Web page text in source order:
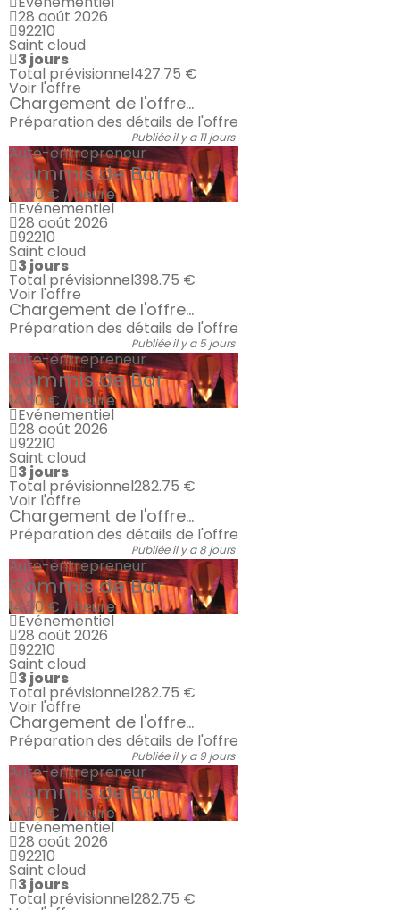
28 août 2026
92210
Saint cloud
3 jours
Total prévisionnel427.75 €
Voir l'offre
Chargement de l'offre...
Préparation des détails de l'offre
Publiée il y a 11 jours
Auto-entrepreneur
Commis de Bar
14.50 € / heure
Evénementiel
28 août 2026
92210
Saint cloud
3 jours
Total prévisionnel398.75 €
Voir l'offre
Chargement de l'offre...
Préparation des détails de l'offre
Publiée il y a 5 jours
Auto-entrepreneur
Commis de Bar
14.50 € / heure
Evénementiel
28 août 2026
92210
Saint cloud
3 jours
Total prévisionnel282.75 €
Voir l'offre
Chargement de l'offre...
Préparation des détails de l'offre
Publiée il y a 8 jours
Auto-entrepreneur
Commis de Bar
14.50 € / heure
Evénementiel
28 août 2026
92210
Saint cloud
3 jours
Total prévisionnel282.75 €
Voir l'offre
Chargement de l'offre...
Préparation des détails de l'offre
Publiée il y a 9 jours
Auto-entrepreneur
Commis de Bar
14.50 € / heure
Evénementiel
28 août 2026
92210
Saint cloud
3 jours
Total prévisionnel282.75 €